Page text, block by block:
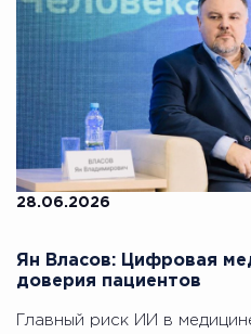
28.06.2026
Ян Власов: Цифровая
доверия пациентов
Главный риск ИИ в